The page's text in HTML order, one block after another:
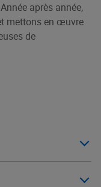
après année,
mettons en œuvre
de